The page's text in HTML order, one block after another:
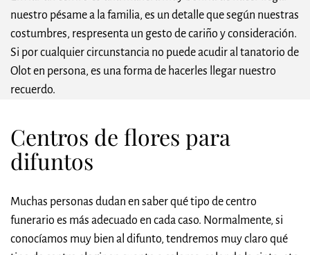
nuestro pésame a la familia, es un detalle que según nuestras
costumbres, respresenta un gesto de cariño y consideración.
Si por cualquier circunstancia no puede acudir al tanatorio de
Olot en persona, es una forma de hacerles llegar nuestro
recuerdo.
Centros de flores para
difuntos
Muchas personas dudan en saber qué tipo de centro
funerario es más adecuado en cada caso. Normalmente, si
conocíamos muy bien al difunto, tendremos muy claro qué